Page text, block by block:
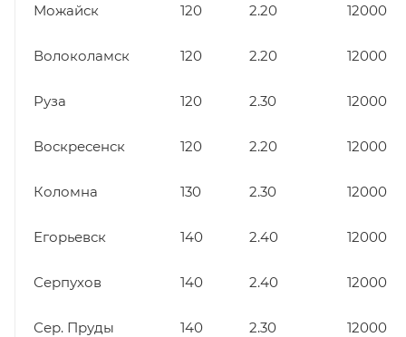
Можайск 120 2.20 12000
Волоколамск 120 2.20 12000
Руза 120 2.30 12000
Воскресенск 120 2.20 12000
Коломна 130 2.30 12000
Егорьевск 140 2.40 12000
Серпухов 140 2.40 12000
Сер. Пруды 140 2.30 12000